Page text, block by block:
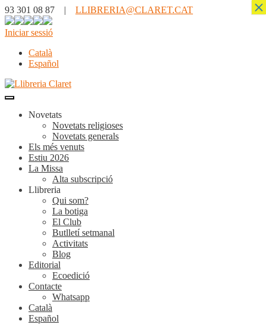
93 301 08 87 | LLIBRERIA@CLARET.CAT
Iniciar sessió
Català
Español
Novetats
Novetats religioses
Novetats generals
Els més venuts
Estiu 2026
La Missa
Alta subscripció
Llibreria
Qui som?
La botiga
El Club
Butlletí setmanal
Activitats
Blog
Editorial
Ecoedició
Contacte
Whatsapp
Català
Español
×